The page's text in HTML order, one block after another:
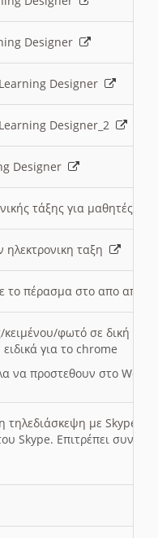
Designer
Designer
Designer_2
Designer
τάξης για μαθητές
ταξη
το πέρασμα στο απο
φωτό σε δική
για το chrome
να προστεθουν στο Word
τηλεδιάσκεψη με Skype
Skype. Επιτρέπει